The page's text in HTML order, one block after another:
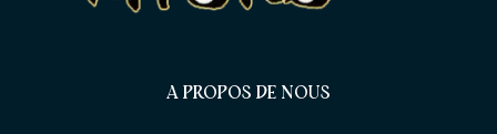
A PROPOS DE NOUS